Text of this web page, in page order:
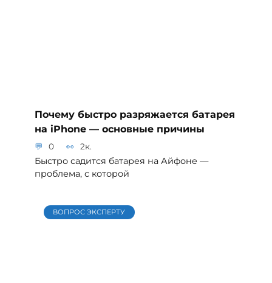
Почему быстро разряжается батарея
на iPhone — основные причины
0 2к.
Быстро садится батарея на Айфоне —
проблема, с которой
ВОПРОС ЭКСПЕРТУ